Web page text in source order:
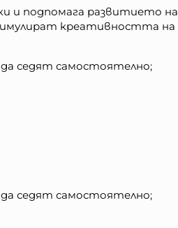
и подпомага развитието на
креативността на
да седят самостоятелно;
да седят самостоятелно;